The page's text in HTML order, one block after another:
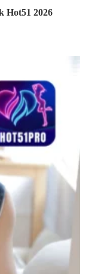
Hot51 2026